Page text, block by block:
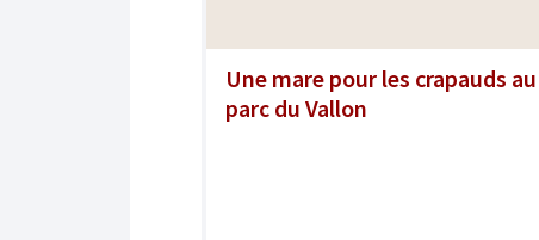
Une mare pour les crapauds au
parc du Vallon